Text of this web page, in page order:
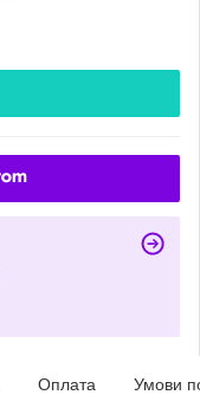
Оплата Умови